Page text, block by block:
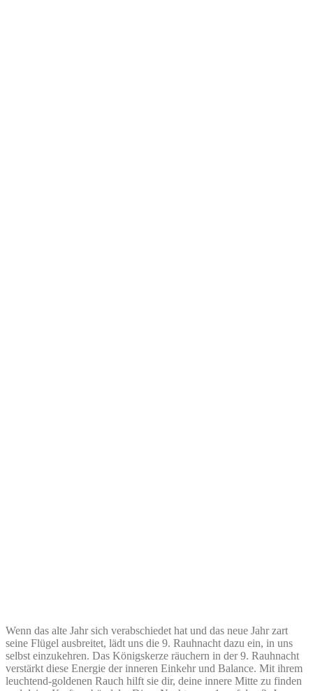
Wenn das alte Jahr sich verabschiedet hat und das neue Jahr zart
seine Flügel ausbreitet, lädt uns die 9. Rauhnacht dazu ein, in uns
selbst einzukehren. Das Königskerze räuchern in der 9. Rauhnacht
verstärkt diese Energie der inneren Einkehr und Balance. Mit ihrem
leuchtend-goldenen Rauch hilft sie dir, deine innere Mitte zu finden